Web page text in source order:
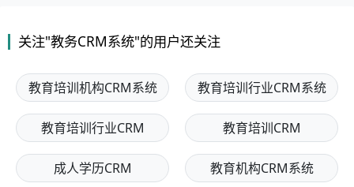
关注"教务CRM系统"的用户还关注
教育培训机构CRM系统 教育培训行业CRM系统
教育培训行业CRM 教育培训CRM
成人学历CRM 教育机构CRM系统